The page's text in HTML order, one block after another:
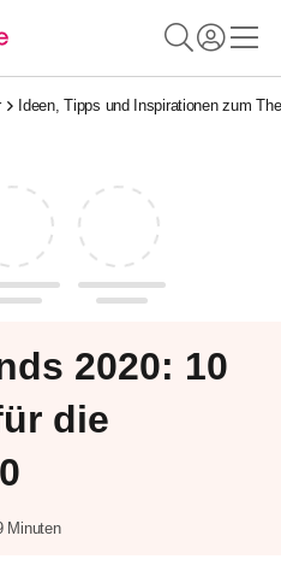
Ideen, Tipps und Inspirationen zum
2020: 10
die
Minuten